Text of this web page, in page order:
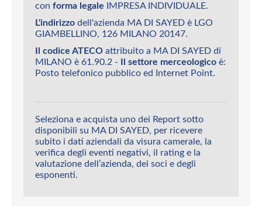
con forma legale IMPRESA INDIVIDUALE.
L'indirizzo dell'azienda MA DI SAYED è LGO
GIAMBELLINO, 126 MILANO 20147.
Il codice ATECO attribuito a MA DI SAYED di
MILANO è 61.90.2 - Il settore merceologico è:
Posto telefonico pubblico ed Internet Point.
Seleziona e acquista uno dei Report sotto
disponibili su MA DI SAYED, per ricevere
subito i dati aziendali da visura camerale, la
verifica degli eventi negativi, il rating e la
valutazione dell’azienda, dei soci e degli
esponenti.